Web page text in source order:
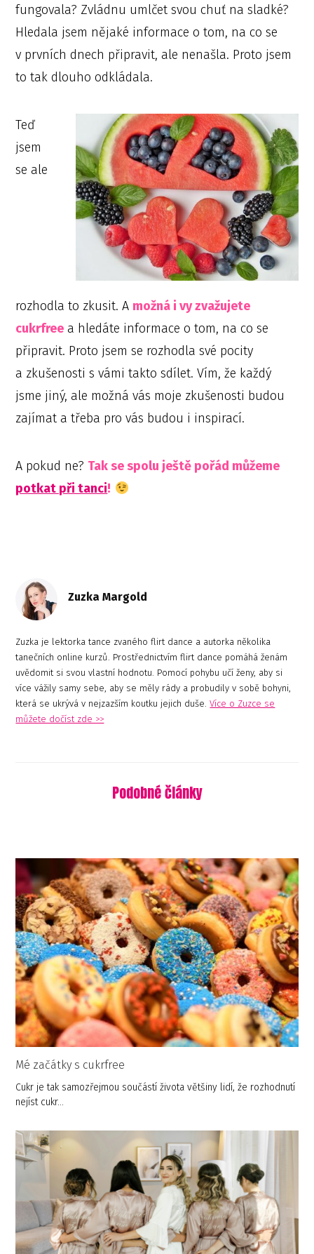
fungovala? Zvládnu umlčet svou chuť na sladké?
Hledala jsem nějaké informace o tom, na co se
v prvních dnech připravit, ale nenašla. Proto jsem
to tak dlouho odkládala.
Teď
jsem
se ale
rozhodla to zkusit. A možná i vy zvažujete
cukrfree a hledáte informace o tom, na co se
připravit. Proto jsem se rozhodla své pocity
a zkušenosti s vámi takto sdílet. Vím, že každý
jsme jiný, ale možná vás moje zkušenosti budou
zajímat a třeba pro vás budou i inspirací.
A pokud ne? Tak se spolu ještě pořád můžeme
potkat při tanci!
Zuzka Margold
Zuzka je lektorka tance zvaného flirt dance a autorka několika
tanečních online kurzů. Prostřednictvím flirt dance pomáhá ženám
uvědomit si svou vlastní hodnotu. Pomocí pohybu učí ženy, aby si
více vážily samy sebe, aby se měly rády a probudily v sobě bohyni,
která se ukrývá v nejzazším koutku jejich duše.Více o Zuzce se
můžete dočíst zde >>
Podobné články
Mé začátky s cukrfree
Cukr je tak samozřejmou součástí života většiny lidí, že rozhodnutí
nejíst cukr…